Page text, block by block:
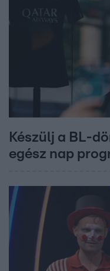
Készülj a BL-
egész nap